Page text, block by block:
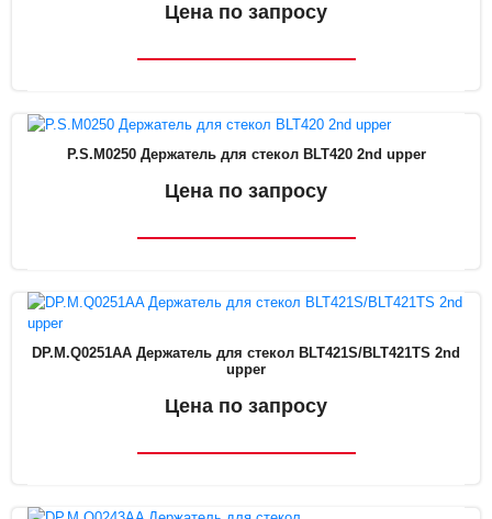
Цена по запросу
P.S.M0250 Держатель для стекол BLT420 2nd upper
Цена по запросу
DP.M.Q0251AA Держатель для стекол BLT421S/BLT421TS 2nd
upper
Цена по запросу